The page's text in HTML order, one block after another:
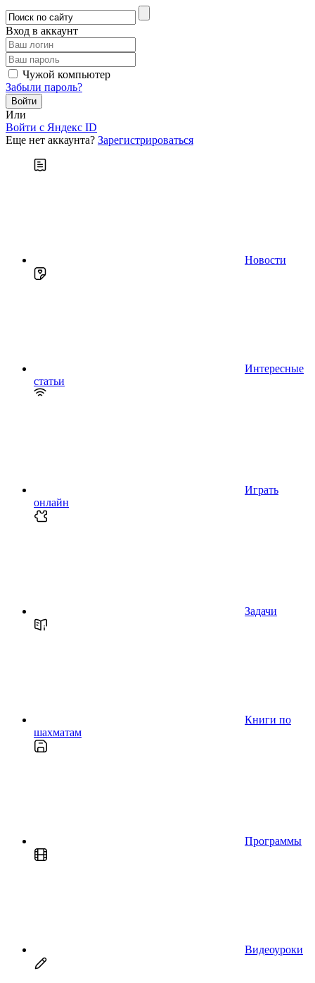
Вход в аккаунт
Чужой компьютер
Забыли пароль?
Или
Войти c Яндекс ID
Еще нет аккаунта? Зарегистрироваться
Новости
Интересные
статьи
Играть
онлайн
Задачи
Книги по
шахматам
Программы
Видеоуроки